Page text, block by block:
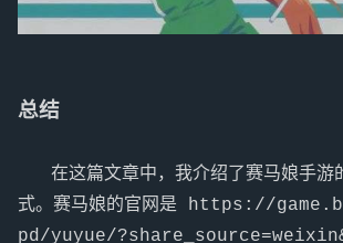
总结
式。赛马娘的官网是 https://
pd/yuyue/